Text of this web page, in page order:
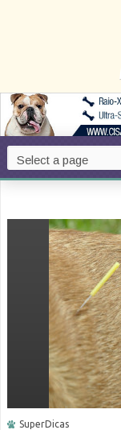
SuperDicas